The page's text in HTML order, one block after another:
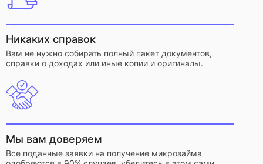
Никаких справок
Вам не нужно собирать полный пакет документов,
справки о доходах или иные копии и оригиналы.
Мы вам доверяем
Все поданные заявки на получение микрозайма